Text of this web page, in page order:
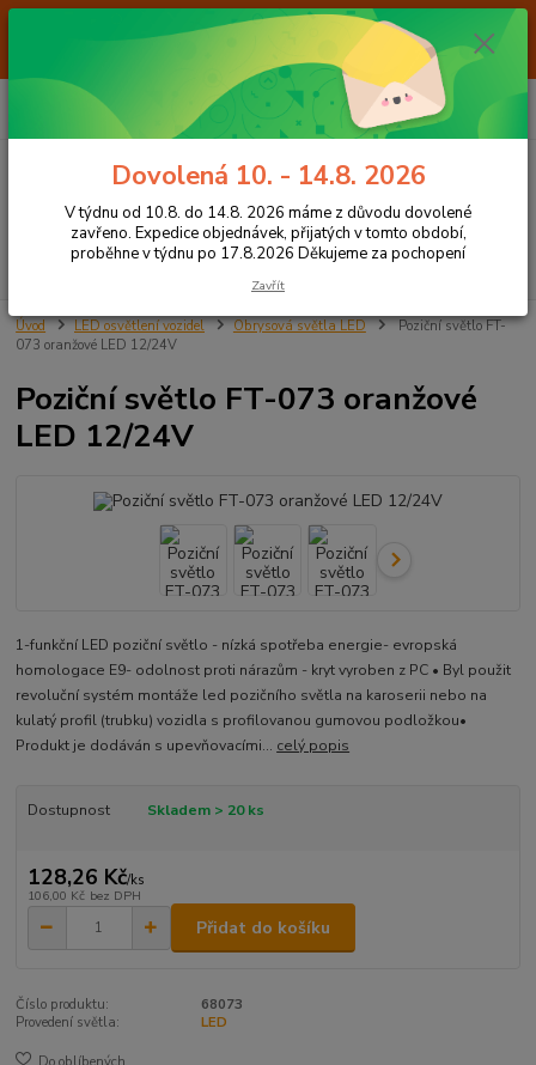
Od 7.8. do 14.8. 2026 máme z důvodu dovolené ZAVŘENO. Expedice
objednávek, přijatých v tomto období, proběhne v týdnu po 17.8.2026
Děkujeme za pochopení
CZK
Hledat
+420 605 283 713
za0,00 Kč
Úvod LED osvětlení vozidel Obrysová světla LED
Poziční světlo FT-
073 oranžové LED 12/24V
Poziční světlo FT-073 oranžové
LED 12/24V
1-funkční LED poziční světlo - nízká spotřeba energie- evropská
homologace E9- odolnost proti nárazům - kryt vyroben z PC • Byl použit
revoluční systém montáže led pozičního světla na karoserii nebo na
kulatý profil (trubku) vozidla s profilovanou gumovou podložkou•
Produkt je dodáván s upevňovacími... celý popis
Dostupnost Skladem > 20 ks
128,26 Kč/ks
106,00 Kč bez DPH
Přidat do košíku
Číslo produktu:
68073
Provedení světla:
LED
Dovolená 10. - 14.8. 2026
V týdnu od 10.8. do 14.8. 2026 máme z důvodu dovolené
zavřeno. Expedice objednávek, přijatých v tomto období,
proběhne v týdnu po 17.8.2026 Děkujeme za pochopení
Zavřít